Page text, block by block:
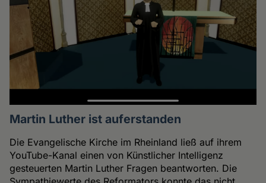
Martin Luther ist auferstanden
Die Evangelische Kirche im Rheinland ließ auf ihrem
YouTube-Kanal einen von Künstlicher Intelligenz
gesteuerten Martin Luther Fragen beantworten. Die